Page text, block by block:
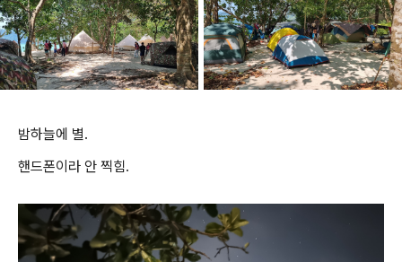
밤하늘에 별.
핸드폰이라 안 찍힘.